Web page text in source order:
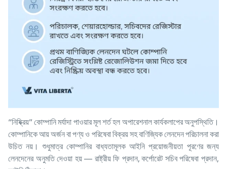
“নিষ্ক্রিয়” কোম্পানি মর্যাদা পাওয়ার মূল শর্ত হল অপারেশনাল কার্যকলাপের অনুপস্থিতি।
কোম্পানিকে আয় অর্জন বা পণ্য ও পরিষেবা বিক্রয় সহ বাণিজ্যিক লেনদেন পরিচালনা করা
উচিত নয়। শুধুমাত্র কোম্পানির বাধ্যতামূলক আইনি প্রয়োজনীয়তা পূরণের জন্য
লেনদেনের অনুমতি দেওয়া হয় — রাষ্ট্রীয় ফি প্রদান, কর্পোরেট সচিব পরিষেবা প্রদান,